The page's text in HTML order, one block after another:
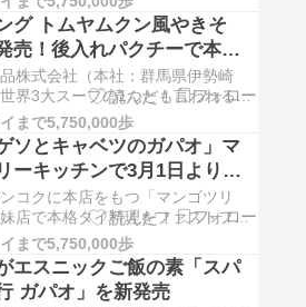
にはタイのパネーンカレー「แกง
ゲーンパネーン...
グ トムヤムクン風やきそ
売！後入れパクチーで本格
い
株式会社（本社：群馬県伊勢崎
界3大スープの1つとも言われるタ
番人気メニュー「トムヤムクン」
た即席やきそば「ペヤング トムヤム
きそば」を、3月13日より日本全国
す。 ...
まで5,750,000歩
ソとキャベツのガパオ」マ
ーキッチンで3月1日より期
売
コクに本店をもつ「マンゴツリ
店で本格タイ料理をファストフー
カジュアルに楽しめるイートイン
ウト「マンゴツリーキッチン」
日から31日までの期間限定で、「イ
...
まで5,750,000歩
エスニックご飯の素「スパ
ガパオ」を新発売